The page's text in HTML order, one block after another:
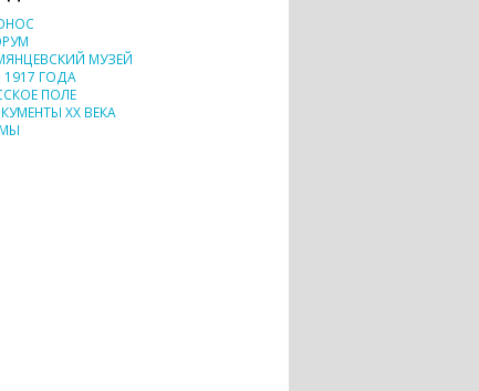
МУЗЕЙ
ГОДА
ПОЛЕ
XX ВЕКА